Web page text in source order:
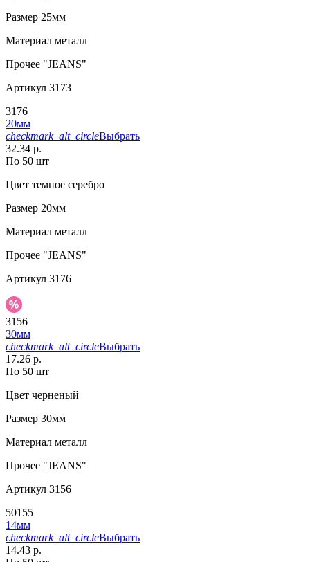
Размер 25мм
Материал металл
Прочее "JEANS"
Артикул 3173
3176
20мм
checkmark_alt_circleВыбрать
32.34 р.
По 50 шт
Цвет темное серебро
Размер 20мм
Материал металл
Прочее "JEANS"
Артикул 3176
3156
30мм
checkmark_alt_circleВыбрать
17.26 р.
По 50 шт
Цвет черненый
Размер 30мм
Материал металл
Прочее "JEANS"
Артикул 3156
50155
14мм
checkmark_alt_circleВыбрать
14.43 р.